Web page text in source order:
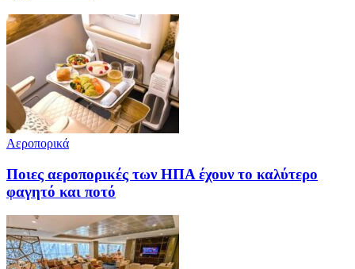
Αεροπορικά
Ποιες αεροπορικές των ΗΠΑ έχουν το καλύτερο
φαγητό και ποτό